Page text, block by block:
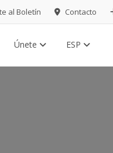
al Boletín Contacto
Únete ESP